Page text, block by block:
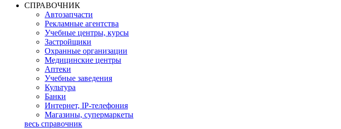
СПРАВОЧНИК
Автозапчасти
Рекламные агентства
Учебные центры, курсы
Застройщики
Охранные организации
Медицинские центры
Аптеки
Учебные заведения
Культура
Банки
Интернет, IP-телефония
Магазины, супермаркеты
весь справочник